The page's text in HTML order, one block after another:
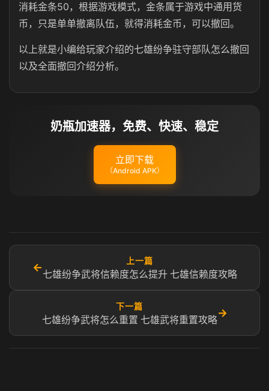
消耗金条50，根据游戏模式，金条属于游戏中通用货
币，只是单单撤离队伍，就得消耗金币，可以撤回。
以上就是小编给玩家介绍的七雄纷争驻守部队怎么撤回
以及全面撤回介绍分析。
奶瓶加速器，免费、快速、稳定
立即下载
（Android APK）
←
上一篇
七雄纷争武将信赖度怎么提升 七雄信赖度攻略
下一篇
七雄纷争武将怎么重置 七雄武将重置攻略
→